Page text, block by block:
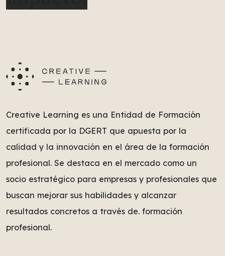
Creative Learning es una Entidad de Formación
certificada por la DGERT que apuesta por la
calidad y la innovación en el área de la formación
profesional. Se destaca en el mercado como un
socio estratégico para empresas y profesionales que
buscan mejorar sus habilidades y alcanzar
resultados concretos a través de. formación
profesional.